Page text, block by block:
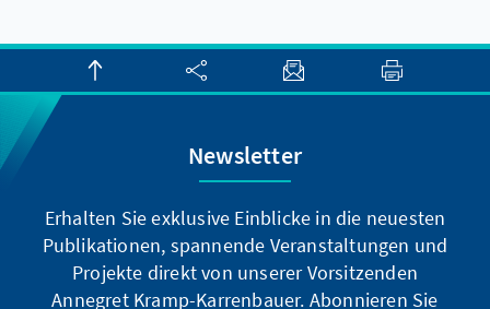
Newsletter
Erhalten Sie exklusive Einblicke in die neuesten
Publikationen, spannende Veranstaltungen und
Projekte direkt von unserer Vorsitzenden
Annegret Kramp-Karrenbauer. Abonnieren Sie